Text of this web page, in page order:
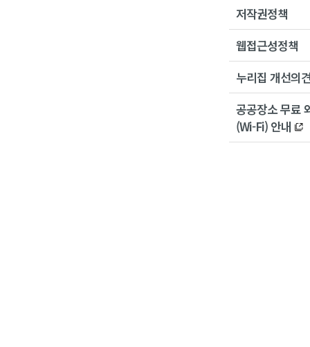
저작권정책
웹접근성정책
누리집 개선의
공공장소 무료
(Wi-Fi) 안내